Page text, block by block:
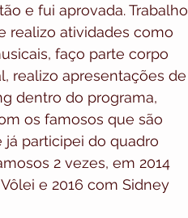
e fui aprovada. Trabalho
realizo atividades como
faço parte corpo
realizo apresentações de
dentro do programa,
os famosos que são
já participei do quadro
2 vezes, em 2014
e 2016 com Sidney